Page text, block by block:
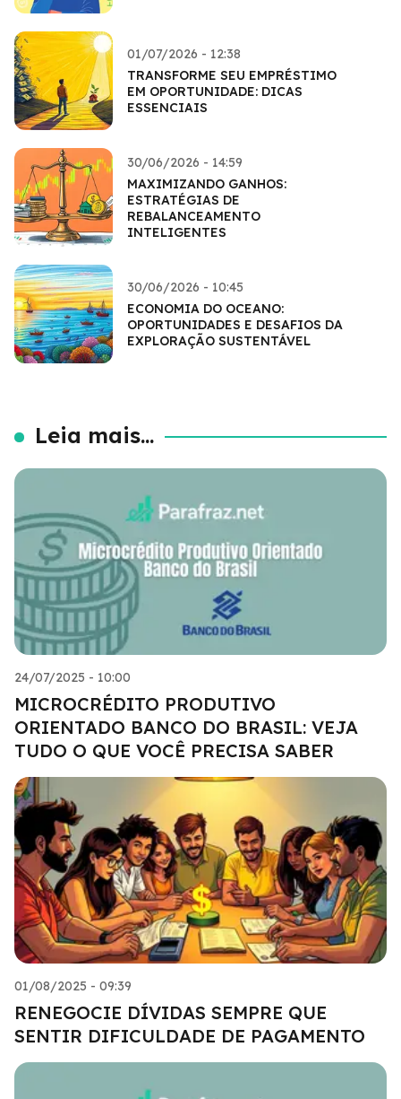
01/07/2026 - 12:38
TRANSFORME SEU EMPRÉSTIMO
EM OPORTUNIDADE: DICAS
ESSENCIAIS
30/06/2026 - 14:59
MAXIMIZANDO GANHOS:
ESTRATÉGIAS DE
REBALANCEAMENTO
INTELIGENTES
30/06/2026 - 10:45
ECONOMIA DO OCEANO:
OPORTUNIDADES E DESAFIOS DA
EXPLORAÇÃO SUSTENTÁVEL
Leia mais...
24/07/2025 - 10:00
MICROCRÉDITO PRODUTIVO
ORIENTADO BANCO DO BRASIL: VEJA
TUDO O QUE VOCÊ PRECISA SABER
01/08/2025 - 09:39
RENEGOCIE DÍVIDAS SEMPRE QUE
SENTIR DIFICULDADE DE PAGAMENTO